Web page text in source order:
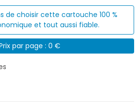
de choisir cette cartouche 100 %
et tout aussi fiable.
par page : 0 €